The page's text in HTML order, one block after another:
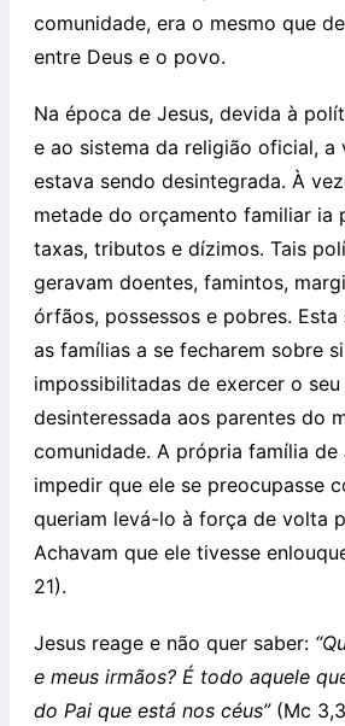
comunidade, era o mesmo que
entre Deus e o povo.
Na época de Jesus, devida à
e ao sistema da religião oficial, a
estava sendo desintegrada. À
metade do orçamento familiar ia
taxas, tributos e dízimos. Tais
geravam doentes, famintos,
órfãos, possessos e pobres. Esta
as famílias a se fecharem sobre
impossibilitadas de exercer o
desinteressada aos parentes do
comunidade. A própria família de
impedir que ele se preocupasse
queriam levá-lo à força de volta
Achavam que ele tivesse
21).
Jesus reage e não quer saber:
e meus irmãos? É todo aquele
do Pai que está nos céus”(Mc